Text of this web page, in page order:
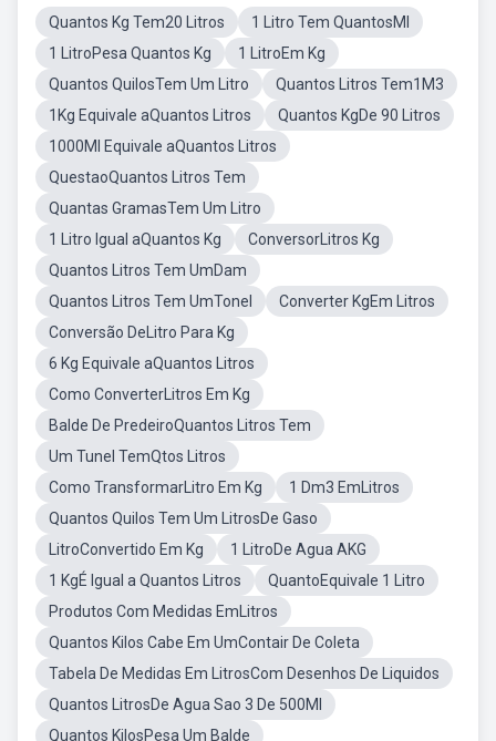
Quantos Kg Tem20 Litros
1 Litro Tem QuantosMl
1 LitroPesa Quantos Kg
1 LitroEm Kg
Quantos QuilosTem Um Litro
Quantos Litros Tem1M3
1Kg Equivale aQuantos Litros
Quantos KgDe 90 Litros
1000Ml Equivale aQuantos Litros
QuestaoQuantos Litros Tem
Quantas GramasTem Um Litro
1 Litro Igual aQuantos Kg
ConversorLitros Kg
Quantos Litros Tem UmDam
Quantos Litros Tem UmTonel
Converter KgEm Litros
Conversão DeLitro Para Kg
6 Kg Equivale aQuantos Litros
Como ConverterLitros Em Kg
Balde De PredeiroQuantos Litros Tem
Um Tunel TemQtos Litros
Como TransformarLitro Em Kg
1 Dm3 EmLitros
Quantos Quilos Tem Um LitrosDe Gaso
LitroConvertido Em Kg
1 LitroDe Agua AKG
1 KgÉ Igual a Quantos Litros
QuantoEquivale 1 Litro
Produtos Com Medidas EmLitros
Quantos Kilos Cabe Em UmContair De Coleta
Tabela De Medidas Em LitrosCom Desenhos De Liquidos
Quantos LitrosDe Agua Sao 3 De 500Ml
Quantos KilosPesa Um Balde